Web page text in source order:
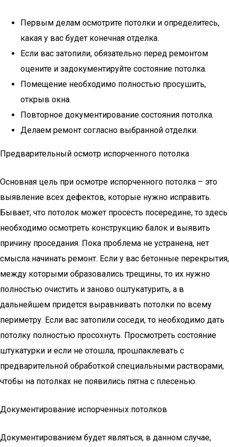
Первым делам осмотрите потолки и определитесь,
какая у вас будет конечная отделка.
Если вас затопили, обязательно перед ремонтом
оцените и задокументируйте состояние потолка.
Помещение необходимо полностью просушить,
открыв окна.
Повторное документирование состояния потолка.
Делаем ремонт согласно выбранной отделки.
Предварительный осмотр испорченного потолка
Основная цель при осмотре испорченного потолка – это
выявление всех дефектов, которые нужно исправить.
Бывает, что потолок может просесть посередине, то здесь
необходимо осмотреть конструкцию балок и выявить
причину проседания. Пока проблема не устранена, нет
смысла начинать ремонт. Если у вас бетонные перекрытия,
между которыми образовались трещины, то их нужно
полностью очистить и заново оштукатурить, а в
дальнейшем придется выравнивать потолки по всему
периметру. Если вас затопили соседи, то необходимо дать
потолку полностью просохнуть. Просмотреть состояние
штукатурки и если не отошла, прошпаклевать с
предварительной обработкой специальными растворами,
чтобы на потолках не появились пятна с плесенью.
Документирование испорченных потолков
Документированием будет являться, в данном случае,